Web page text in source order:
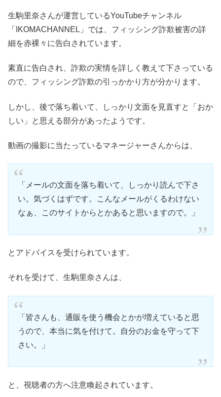
生駒里奈さんが運営しているYouTubeチャンネル
「IKOMACHANNEL」では、フィッシング詐欺被害の詳
細を赤裸々に告白されています。
素直に告白され、詐欺の実情を詳しく教えて下さっている
ので、フィッシング詐欺の引っかかり方が分かります。
しかし、後で落ち着いて、しっかり文面を見直すと「おか
しい」と思える部分があったようです。
動画の撮影に当たっているマネージャーさんからは、
「メールの文面を落ち着いて、しっかり読んで下さ
い。気づくはずです。こんなメールがくるわけない
なぁ、このサイトからとかあると思いますので。」
とアドバイスを受けられています。
それを受けて、生駒里奈さんは、
「皆さんも、通販を使う機会とかが増えていると思
うので、本当に気を付けて。自分のお金を守って下
さい。」
と、視聴者の方へ注意喚起されています。